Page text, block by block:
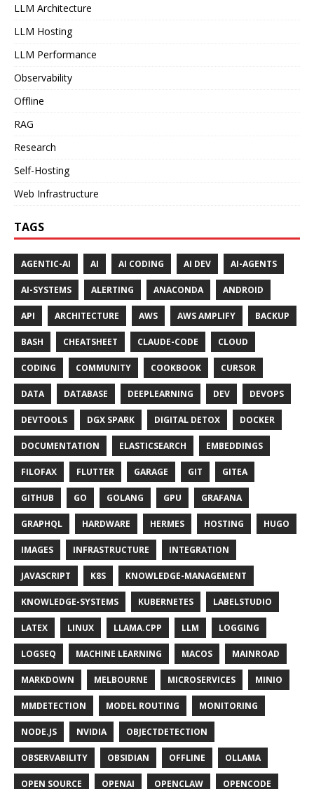
LLM Architecture
LLM Hosting
LLM Performance
Observability
Offline
RAG
Research
Self-Hosting
Web Infrastructure
TAGS
AGENTIC-AI AI AI CODING AI DEV AI-AGENTS
AI-SYSTEMS ALERTING ANACONDA ANDROID
API ARCHITECTURE AWS AWS AMPLIFY BACKUP
BASH CHEATSHEET CLAUDE-CODE CLOUD
CODING COMMUNITY COOKBOOK CURSOR
DATA DATABASE DEEPLEARNING DEV DEVOPS
DEVTOOLS DGX SPARK DIGITAL DETOX DOCKER
DOCUMENTATION ELASTICSEARCH EMBEDDINGS
FILOFAX FLUTTER GARAGE GIT GITEA
GITHUB GO GOLANG GPU GRAFANA
GRAPHQL HARDWARE HERMES HOSTING HUGO
IMAGES INFRASTRUCTURE INTEGRATION
JAVASCRIPT K8S KNOWLEDGE-MANAGEMENT
KNOWLEDGE-SYSTEMS KUBERNETES LABELSTUDIO
LATEX LINUX LLAMA.CPP LLM LOGGING
LOGSEQ MACHINE LEARNING MACOS MAINROAD
MARKDOWN MELBOURNE MICROSERVICES MINIO
MMDETECTION MODEL ROUTING MONITORING
NODE.JS NVIDIA OBJECTDETECTION
OBSERVABILITY OBSIDIAN OFFLINE OLLAMA
OPEN SOURCE OPENAI OPENCLAW OPENCODE